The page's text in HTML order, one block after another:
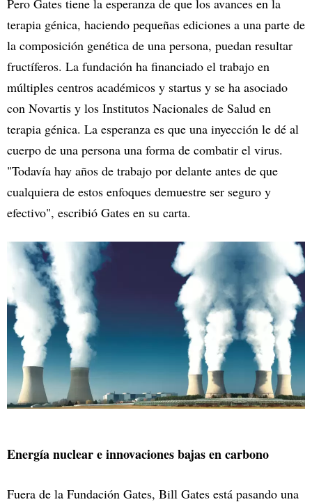
terapia génica, haciendo pequeñas ediciones a una parte de
la composición genética de una persona, puedan resultar
fructíferos. La fundación ha financiado el trabajo en
múltiples centros académicos y startus y se ha asociado
con Novartis y los Institutos Nacionales de Salud en
terapia génica. La esperanza es que una inyección le dé al
cuerpo de una persona una forma de combatir el virus.
"Todavía hay años de trabajo por delante antes de que
cualquiera de estos enfoques demuestre ser seguro y
efectivo", escribió Gates en su carta.
Energía nuclear e innovaciones bajas en carbono
Fuera de la Fundación Gates, Bill Gates está pasando una